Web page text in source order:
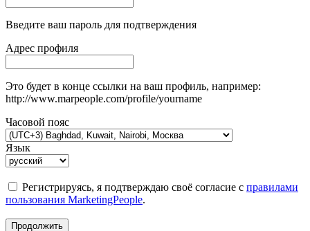
Введите ваш пароль для подтверждения
Адрес профиля
Это будет в конце ссылки на ваш профиль, например:
http://www.marpeople.com/profile/yourname
Часовой пояс
Язык
Регистрируясь, я подтверждаю своё согласие с правилами
пользования MarketingPeople.
Продолжить